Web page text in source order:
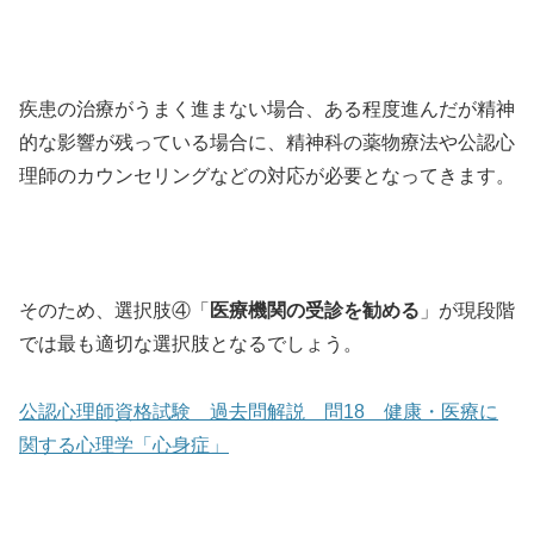
疾患の治療がうまく進まない場合、ある程度進んだが精神
的な影響が残っている場合に、精神科の薬物療法や公認心
理師のカウンセリングなどの対応が必要となってきます。
そのため、選択肢④「 医療機関の受診を勧める 」が現段階
では最も適切な選択肢となるでしょう。
公認心理師資格試験 過去問解説 問18 健康・医療に
関する心理学「心身症」